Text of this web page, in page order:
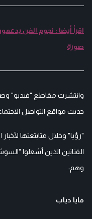
اقرأ أيضا : نجوم الفن
صورة
وانتشرت مقاطع "فيديو"
حديث مواقع التواصل
"رؤيا" وخلال متابتعتها
الفنانين الذين أشعلوا
وهم:
مايا دياب